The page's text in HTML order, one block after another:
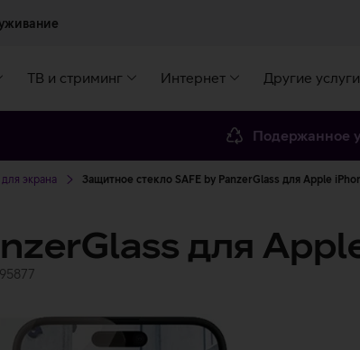
ТВ и стриминг Интернет Другие услуги
Подержанное
экрана Защитное стекло SAFE by PanzerGlass для Apple
для